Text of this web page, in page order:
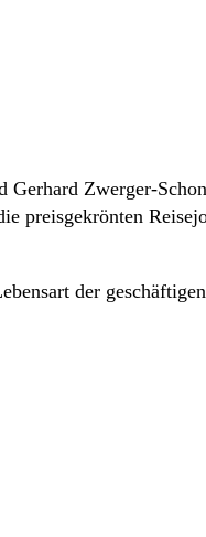
Zwerger-
preisgekrönten
der